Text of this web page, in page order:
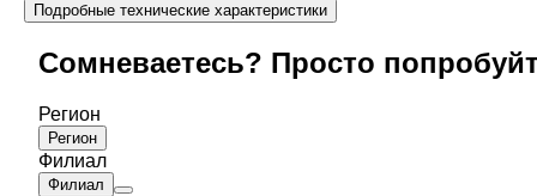
Подробные технические характеристики
Сомневаетесь? Просто
Регион
Регион
Филиал
Филиал